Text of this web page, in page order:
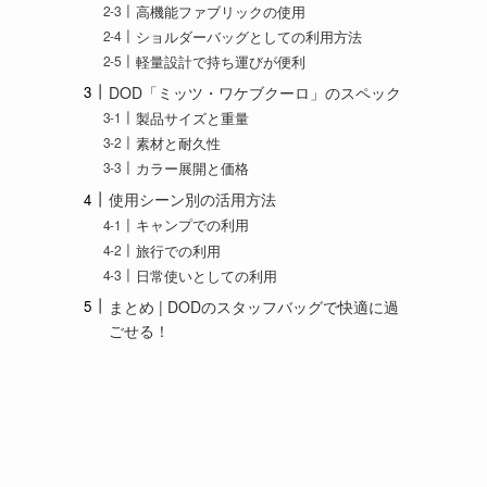
高機能ファブリックの使用
ショルダーバッグとしての利用方法
軽量設計で持ち運びが便利
DOD「ミッツ・ワケブクーロ」のスペック
製品サイズと重量
素材と耐久性
カラー展開と価格
使用シーン別の活用方法
キャンプでの利用
旅行での利用
日常使いとしての利用
まとめ | DODのスタッフバッグで快適に過
ごせる！